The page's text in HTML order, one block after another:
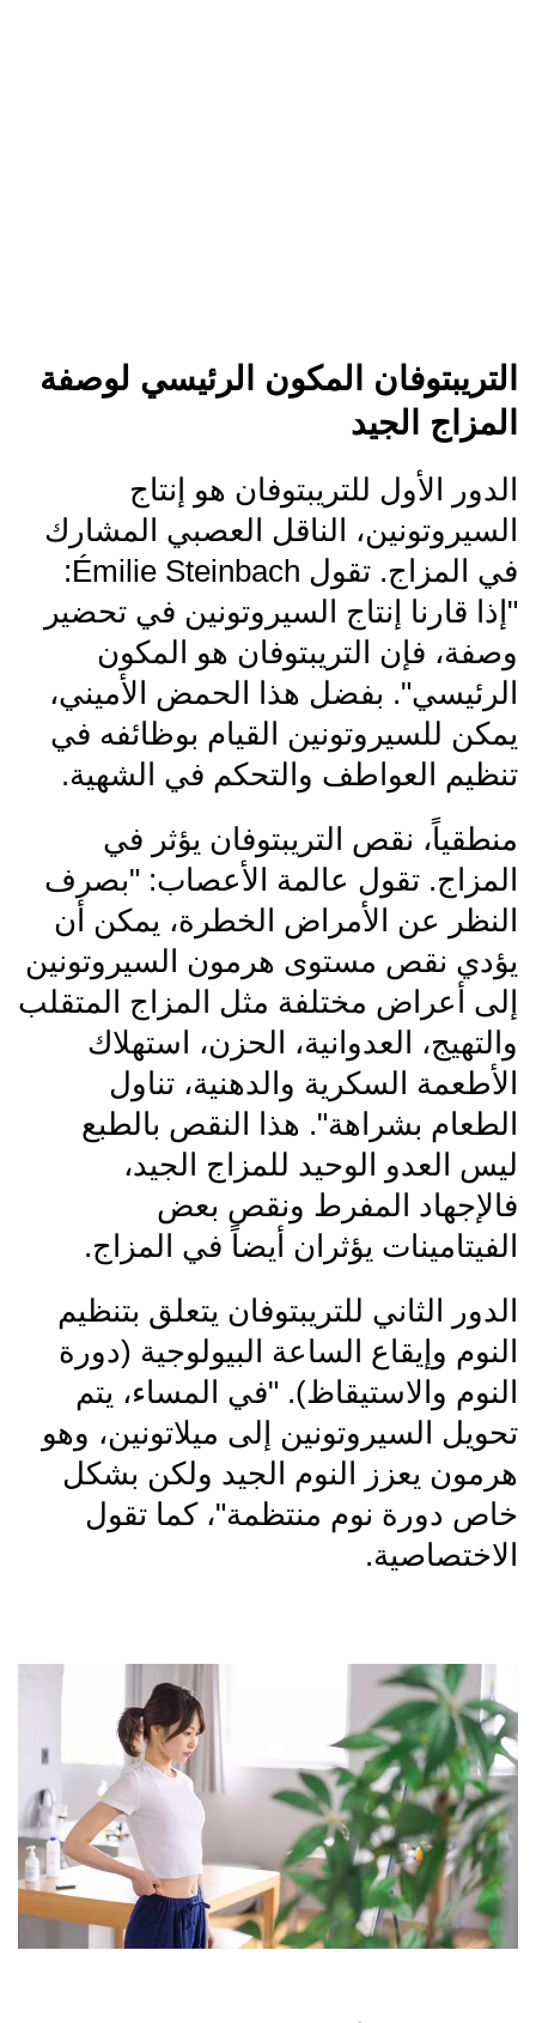
التريبتوفان المكون الرئيسي لوصفة
المزاج الجيد
الدور الأول للتريبتوفان هو إنتاج
السيروتونين، الناقل العصبي المشارك
في المزاج. تقول Émilie Steinbach:
"إذا قارنا إنتاج السيروتونين في تحضير
وصفة، فإن التريبتوفان هو المكون
الرئيسي". بفضل هذا الحمض الأميني،
يمكن للسيروتونين القيام بوظائفه في
تنظيم العواطف والتحكم في الشهية.
منطقياً، نقص التريبتوفان يؤثر في
المزاج. تقول عالمة الأعصاب: "بصرف
النظر عن الأمراض الخطرة، يمكن أن
يؤدي نقص مستوى هرمون السيروتونين
إلى أعراض مختلفة مثل المزاج المتقلب
والتهيج، العدوانية، الحزن، استهلاك
الأطعمة السكرية والدهنية، تناول
الطعام بشراهة". هذا النقص بالطبع
ليس العدو الوحيد للمزاج الجيد،
فالإجهاد المفرط ونقص بعض
الفيتامينات يؤثران أيضاً في المزاج.
الدور الثاني للتريبتوفان يتعلق بتنظيم
النوم وإيقاع الساعة البيولوجية (دورة
النوم والاستيقاظ). "في المساء، يتم
تحويل السيروتونين إلى ميلاتونين، وهو
هرمون يعزز النوم الجيد ولكن بشكل
خاص دورة نوم منتظمة"، كما تقول
الاختصاصية.